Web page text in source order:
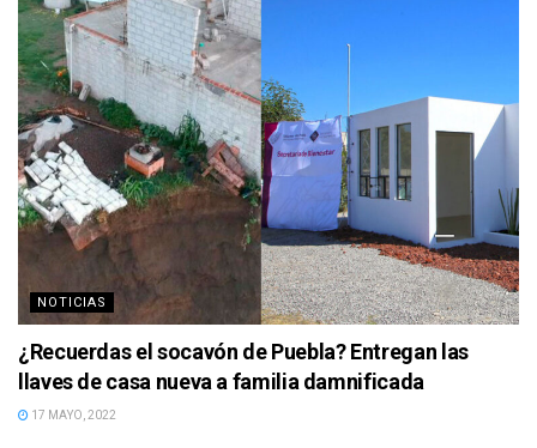
NOTICIAS
¿Recuerdas el socavón de Puebla? Entregan las
llaves de casa nueva a familia damnificada
17 MAYO, 2022